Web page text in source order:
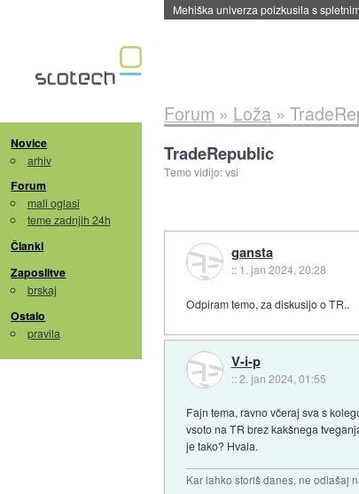
Mehiška univerza poizkusila s
Novice
arhiv
Forum
mali oglasi
teme zadnjih 24h
Članki
Zaposlitve
brskaj
Ostalo
pravila
Forum » Loža»
TradeRepublic
Temo vidijo: vsi
gansta
:: 1. jan 2024, 20:28
Odpiram temo, za diskusijo o TR..
V-i-p
::2. jan 2024, 01:55
Fajn tema, ravno včeraj sva s
vsoto na TR brez kakšnega
je tako? Hvala.
Kar lahko storiš danes, ne odlašaj